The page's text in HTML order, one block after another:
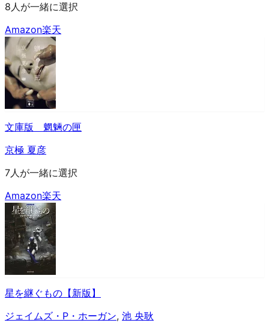
8人が一緒に選択
Amazon楽天
文庫版 魍魎の匣
京極 夏彦
7人が一緒に選択
Amazon楽天
星を継ぐもの【新版】
ジェイムズ・P・ホーガン, 池 央耿